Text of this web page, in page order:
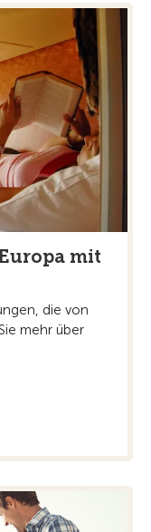
mit
die von
mehr über